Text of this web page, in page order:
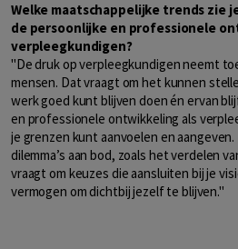
Welke maatschappelijke trends zie
de persoonlijke en professionele
verpleegkundigen?
"De druk op verpleegkundigen neemt
mensen. Dat vraagt om het kunnen
werk goed kunt blijven doen én ervan
en professionele ontwikkeling als
je grenzen kunt aanvoelen en
dilemma’s aan bod, zoals het verdelen
vraagt om keuzes die aansluiten bij je
vermogen om dichtbij jezelf te blijven."